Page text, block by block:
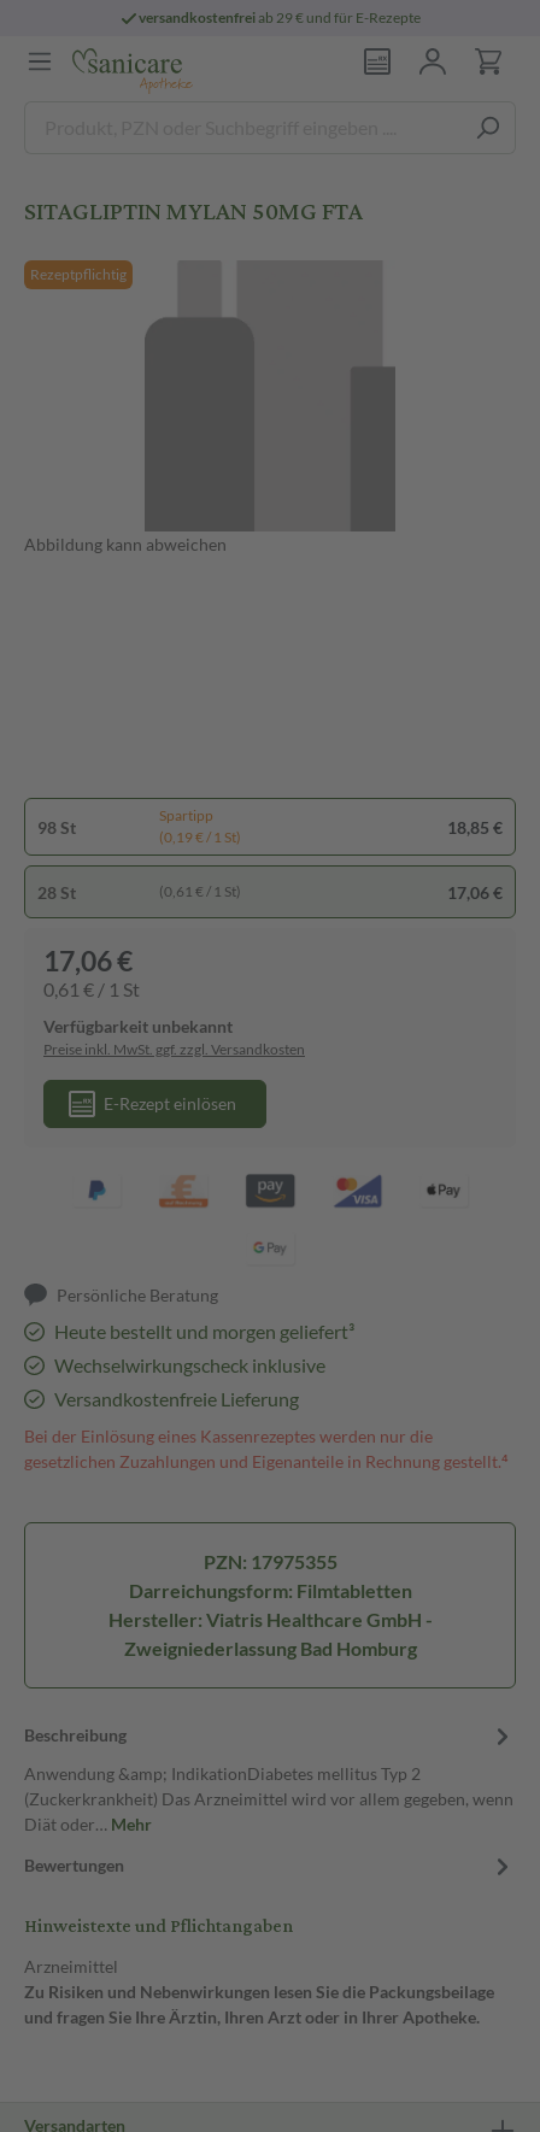
versandkostenfreiab 29 € und für E-Rezepte
SITAGLIPTIN MYLAN 50MG FTA
Rezeptpflichtig
Abbildung kann abweichen
98 St
Spartipp
(0,19 € / 1 St)
18,85 €
28 St (0,61 € / 1 St) 17,06 €
17,06 €
0,61 € / 1 St
Verfügbarkeit unbekannt
Preise inkl. MwSt. ggf. zzgl. Versandkosten
E-Rezept einlösen
Persönliche Beratung
Heute bestellt und morgen geliefert³
Wechselwirkungscheck inklusive
Versandkostenfreie Lieferung
Bei der Einlösung eines Kassenrezeptes werden nur die
gesetzlichen Zuzahlungen und Eigenanteile in Rechnung gestellt.⁴
PZN: 17975355
Darreichungsform: Filmtabletten
Hersteller: Viatris Healthcare GmbH -
Zweigniederlassung Bad Homburg
Beschreibung
Anwendung &amp; IndikationDiabetes mellitus Typ 2
(Zuckerkrankheit) Das Arzneimittel wird vor allem gegeben, wenn
Diät oder… Mehr
Bewertungen
Hinweistexte und Pflichtangaben
Arzneimittel
Zu Risiken und Nebenwirkungen lesen Sie die Packungsbeilage
und fragen Sie Ihre Ärztin, Ihren Arzt oder in Ihrer Apotheke.
Versandarten